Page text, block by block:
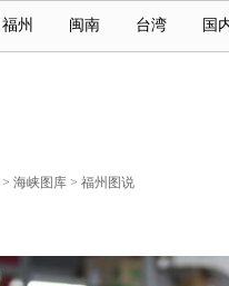
福州 闽南 台湾 国
> 海峡图库 > 福州图说